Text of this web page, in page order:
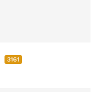
3161